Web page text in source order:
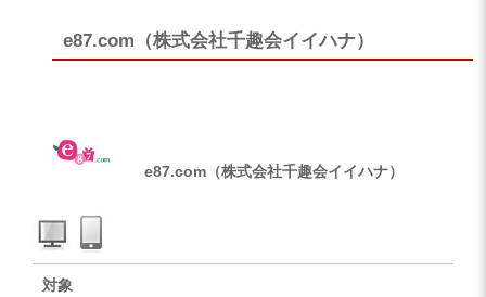
e87.com（株式会社千趣会イイハナ）
e87.com（株式会社千趣会イイハナ）
対象